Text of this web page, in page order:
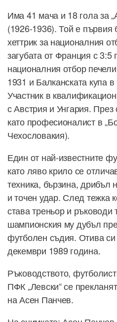
Има 41 мача и 18 гола за
(1926-1936). Той е първия
хеттрик за националния
загубата от Франция с 3:5
националния отбор
1931 и Балканската купа
Участник в
с Австрия и Унгария. През
като професионалист в
Чехословакия).
Един от най-известните
като ляво крило се
техника, бързина, дрибъл
и точен удар. След тежка
става треньор и ръководи
шампионския му дубъл
футболен съдия. Отива си
декември 1989 година.
Ръководството,
ПФК „Левски“ се
на Асен Панчев.